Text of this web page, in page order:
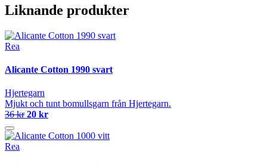
Liknande produkter
Rea
Alicante Cotton 1990 svart
Hjertegarn
Mjukt och tunt bomullsgarn från Hjertegarn.
36 kr 20 kr
Rea